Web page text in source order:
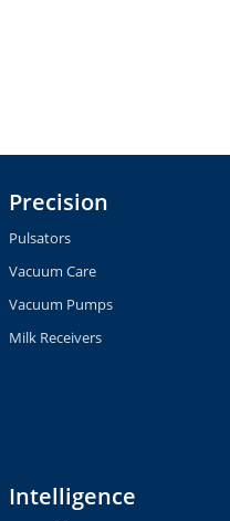
Precision
Pulsators
Vacuum Care
Vacuum Pumps
Milk Receivers
Intelligence